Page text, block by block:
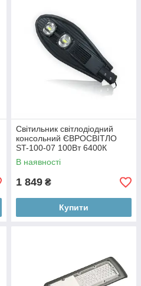
Світильник світлодіодний
консольний ЄВРОСВІТЛО
ST-100-07 100Вт 6400К
9000Лм IP65 (000053654)
В наявності
1 849 ₴
Купити